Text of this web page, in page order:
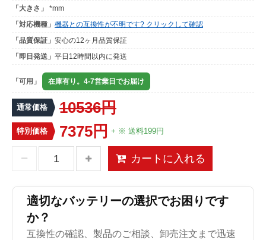
「大きさ」
*mm
「対応機種」 機器との互換性が不明です? クリックして確認
「品質保証」 安心の12ヶ月品質保証
「即日発送」 平日12時間以内に発送
「可用」 在庫有り。4-7営業日でお届け
通常価格 10536円
特別価格 7375円 + ※ 送料199円
カートに入れる
適切なバッテリーの選択でお困りです
か？
互換性の確認、製品のご相談、卸売注文まで迅速